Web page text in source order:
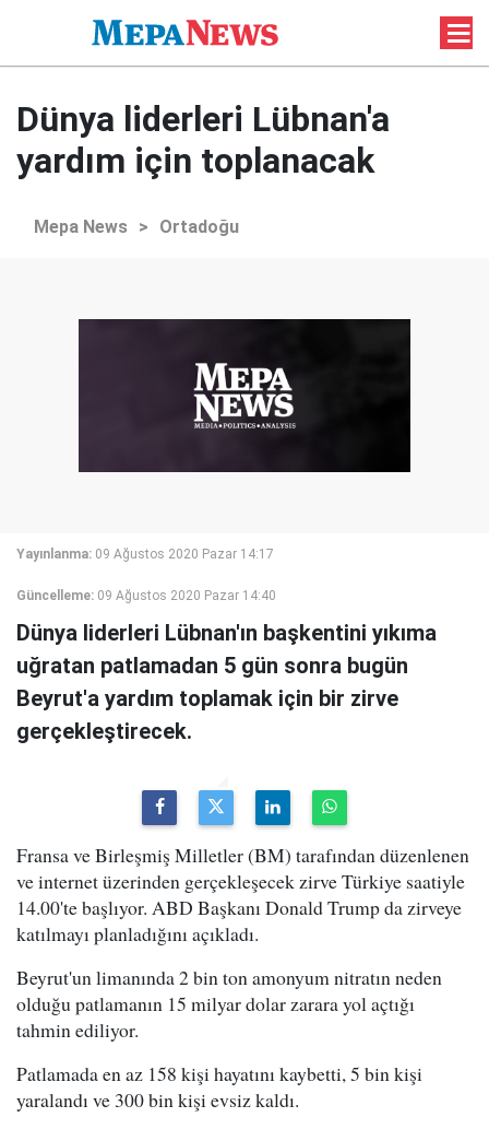
Dünya liderleri Lübnan'a
yardım için toplanacak
Mepa News > Ortadoğu
Yayınlanma: 09 Ağustos 2020 Pazar 14:17
Güncelleme: 09 Ağustos 2020 Pazar 14:40
Dünya liderleri Lübnan'ın başkentini yıkıma
uğratan patlamadan 5 gün sonra bugün
Beyrut'a yardım toplamak için bir zirve
gerçekleştirecek.
Fransa ve Birleşmiş Milletler (BM) tarafından düzenlenen
ve internet üzerinden gerçekleşecek zirve Türkiye saatiyle
14.00'te başlıyor. ABD Başkanı Donald Trump da zirveye
katılmayı planladığını açıkladı.
Beyrut'un limanında 2 bin ton amonyum nitratın neden
olduğu patlamanın 15 milyar dolar zarara yol açtığı
tahmin ediliyor.
Patlamada en az 158 kişi hayatını kaybetti, 5 bin kişi
yaralandı ve 300 bin kişi evsiz kaldı.